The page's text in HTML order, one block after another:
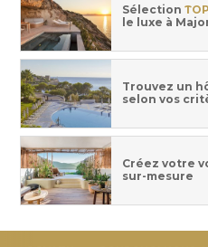
Sélection TOP
le luxe à
Trouvez un
selon vos
Créez votre
sur-mesure